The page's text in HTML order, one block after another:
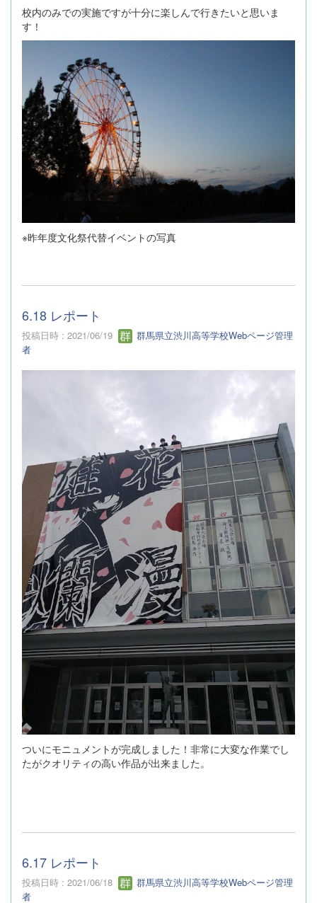
校内のみでの実施ですが十分に楽しんで行きたいと思いま
す！
※昨年度文化祭代替イベントの写真
6.18 レポート
投稿日時 : 2021/06/19
群馬県立渋川高等学校Webページ管理
者
ついにモニュメントが完成しました！非常に大変な作業でし
たがクオリティの高い作品が出来ました。
6.17 レポート
投稿日時 : 2021/06/18
群馬県立渋川高等学校Webページ管理
者